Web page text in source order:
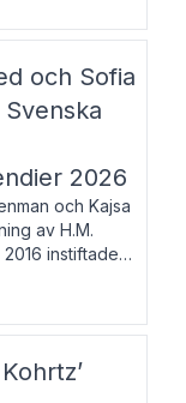
och Sofia
2026
och Kajsa
av H.M.
instiftade
det så
med
erbjuda stöd